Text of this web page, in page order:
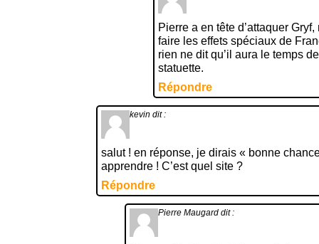
Pierre a en tête d’attaquer
faire les effets spéciaux de
rien ne dit qu’il aura le temps
statuette.
Répondre
kevin dit :
salut ! en réponse, je dirais « bonne
apprendre ! C’est quel site ?
Répondre
Pierre Maugard dit :